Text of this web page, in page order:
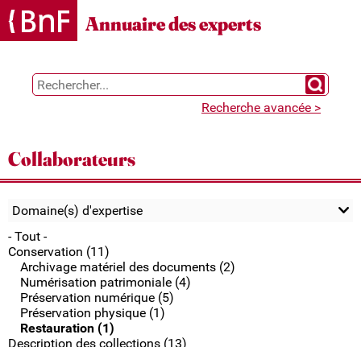
Gestion des cookies
Annuaire des experts
Chercher
Recherche avancée >
Collaborateurs
Domaine(s) d'expertise
- Tout -
Conservation (11)
Archivage matériel des documents (2)
Numérisation patrimoniale (4)
Préservation numérique (5)
Préservation physique (1)
Restauration (1)
Description des collections (13)